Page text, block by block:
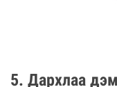
5. Дархлаа